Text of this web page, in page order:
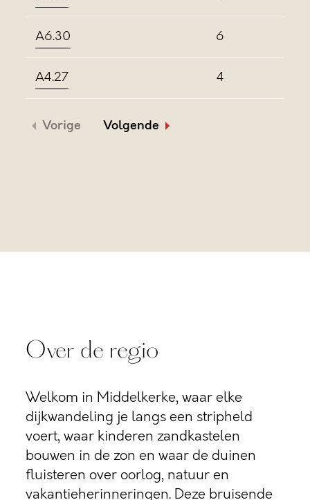
A6.30 6
A4.27 4
Vorige Volgende
Over de regio
Welkom in Middelkerke, waar elke
dijkwandeling je langs een stripheld
voert, waar kinderen zandkastelen
bouwen in de zon en waar de duinen
fluisteren over oorlog, natuur en
vakantieherinneringen. Deze bruisende